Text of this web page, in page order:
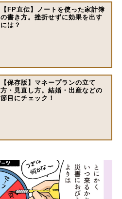
【FP直伝】ノートを使った家計簿
の書き方。挫折せずに効果を出す
には？
【保存版】マネープランの立て
方・見直し方。結婚・出産などの
節目にチェック！